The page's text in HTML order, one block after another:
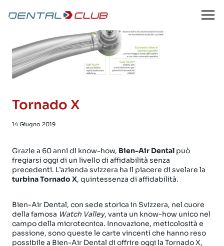
Tornado X
14 Giugno 2019
Grazie a 60 anni di know-how, Bien-Air Dental può
fregiarsi oggi di un livello di affidabilità senza
precedenti. L’azienda svizzera ha il piacere di svelare la
turbina Tornado X, quintessenza di affidabilità.
Bien-Air Dental, con sede storica in Svizzera, nel cuore
della famosa Watch Valley, vanta un know-how unico nel
campo della microtecnica. Innovazione, meticolosità e
passione, sono queste le carte vincenti che hanno reso
possibile a Bien-Air Dental di offrire oggi la Tornado X,